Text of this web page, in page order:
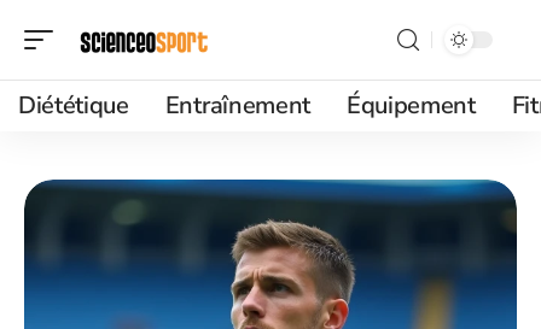
Diététique Entraînement Équipement